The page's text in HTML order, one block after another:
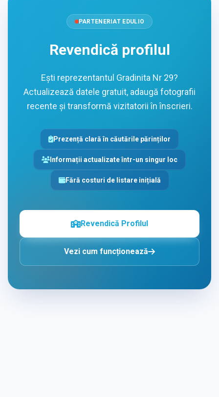
PARTENERIAT EDULIO
Revendică profilul
Ești reprezentantul Gradinita Nr 29?
Actualizează datele gratuit, adaugă fotografii
recente și transformă vizitatorii în înscrieri.
Prezență clară în căutările părinților
Informații actualizate într-un singur loc
Fără costuri de listare inițială
Revendică Profilul
Vezi cum funcționează